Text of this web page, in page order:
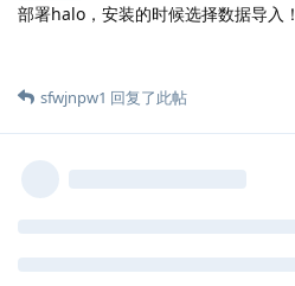
部署halo，安装的时候选择数据导入！
sfwjnpw1 回复了此帖